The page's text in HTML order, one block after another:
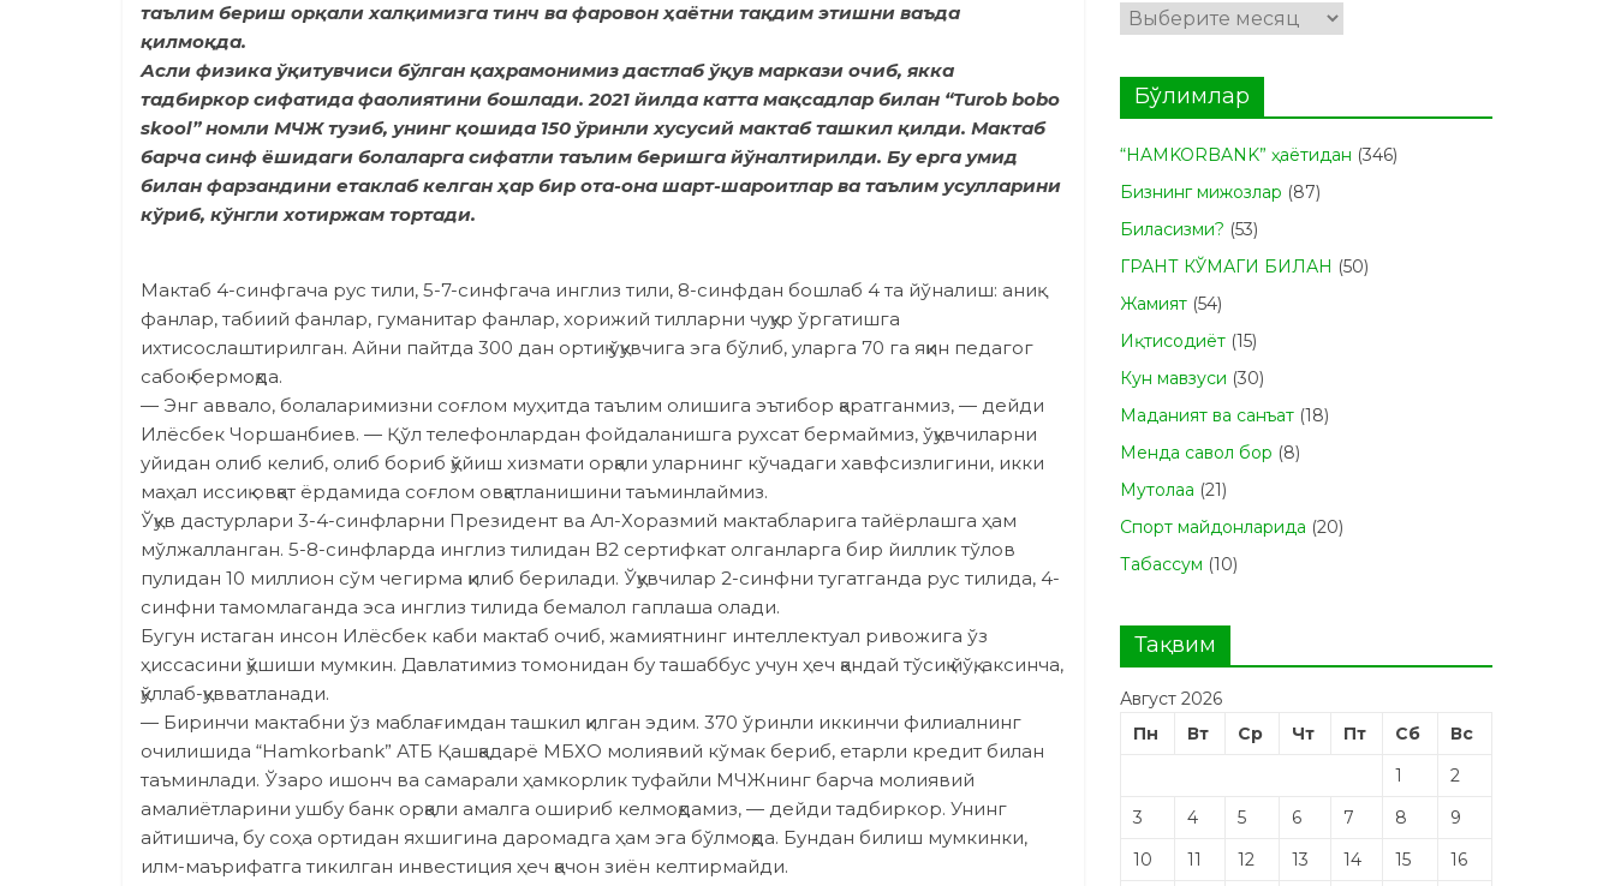
таълим бериш орқали халқимизга тинч ва фаровон ҳаётни тақдим этишни ваъда
қилмоқда.
Асли физика ўқитувчиси бўлган қаҳрамонимиз дастлаб ўқув маркази очиб, якка
тадбиркор сифатида фаолиятини бошлади. 2021 йилда катта мақсадлар билан “Turob bobo
skool” номли МЧЖ тузиб, унинг қошида 150 ўринли хусусий мактаб ташкил қилди. Мактаб
барча синф ёшидаги болаларга сифатли таълим беришга йўналтирилди. Бу ерга умид
билан фарзандини етаклаб келган ҳар бир ота-она шарт-шароитлар ва таълим усулларини
кўриб, кўнгли хотиржам тортади.
Мактаб 4-синфгача рус тили, 5-7-синфгача инглиз тили, 8-синфдан бошлаб 4 та йўналиш: аниқ
фанлар, табиий фанлар, гуманитар фанлар, хорижий тилларни чуқур ўргатишга
ихтисослаштирилган. Айни пайтда 300 дан ортиқ ўқувчига эга бўлиб, уларга 70 га яқин педагог
сабоқ бермоқда.
— Энг аввало, болаларимизни соғлом муҳитда таълим олишига эътибор қаратганмиз, — дейди
Илёсбек Чоршанбиев. — Қўл телефонлардан фойдаланишга рухсат бермаймиз, ўқувчиларни
уйидан олиб келиб, олиб бориб қўйиш хизмати орқали уларнинг кўчадаги хавфсизлигини, икки
маҳал иссиқ овқат ёрдамида соғлом овқатланишини таъминлаймиз.
Ўқув дастурлари 3-4-синфларни Президент ва Ал-Хоразмий мактабларига тайёрлашга ҳам
мўлжалланган. 5-8-синфларда инглиз тилидан В2 сертифкат олганларга бир йиллик тўлов
пулидан 10 миллион сўм чегирма қилиб берилади. Ўқувчилар 2-синфни тугатганда рус тилида, 4-
синфни тамомлаганда эса инглиз тилида бемалол гаплаша олади.
Бугун истаган инсон Илёсбек каби мактаб очиб, жамиятнинг интеллектуал ривожига ўз
ҳиссасини қўшиши мумкин. Давлатимиз томонидан бу ташаббус учун ҳеч қандай тўсиқ йўқ, аксинча,
қўллаб-қувватланади.
— Биринчи мактабни ўз маблағимдан ташкил қилган эдим. 370 ўринли иккинчи филиалнинг
очилишида “Hamkorbank” АТБ Қашқадарё МБХО молиявий кўмак бериб, етарли кредит билан
таъминлади. Ўзаро ишонч ва самарали ҳамкорлик туфайли МЧЖнинг барча молиявий
амалиётларини ушбу банк орқали амалга ошириб келмоқдамиз, — дейди тадбиркор. Унинг
айтишича, бу соҳа ортидан яхшигина даромадга ҳам эга бўлмоқда. Бундан билиш мумкинки,
илм-маърифатга тикил­ган инвестиция ҳеч қачон зиён келтирмайди.
Архивлар
Бўлимлар
“HAMKORBANK” ҳаётидан (346)
Бизнинг мижозлар (87)
Биласизми? (53)
ГРАНТ КЎМАГИ БИЛАН (50)
Жамият (54)
Иқтисодиёт (15)
Кун мавзуси (30)
Маданият ва санъат (18)
Менда савол бор (8)
Мутолаа (21)
Спорт майдонларида (20)
Табасcум (10)
Тақвим
Август 2026
Пн
Вт Ср Чт Пт Сб
Вс
1
2
3
4 5 6 7 8
9
10
11 12 13 14 15
16